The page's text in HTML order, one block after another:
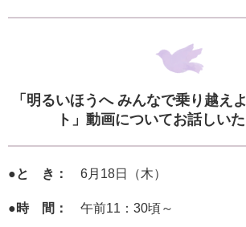
「明るいほうへ みんなで乗り越え
ト」動画についてお話しい
●と き： 6月18日（木）
●時 間： 午前11：30頃～